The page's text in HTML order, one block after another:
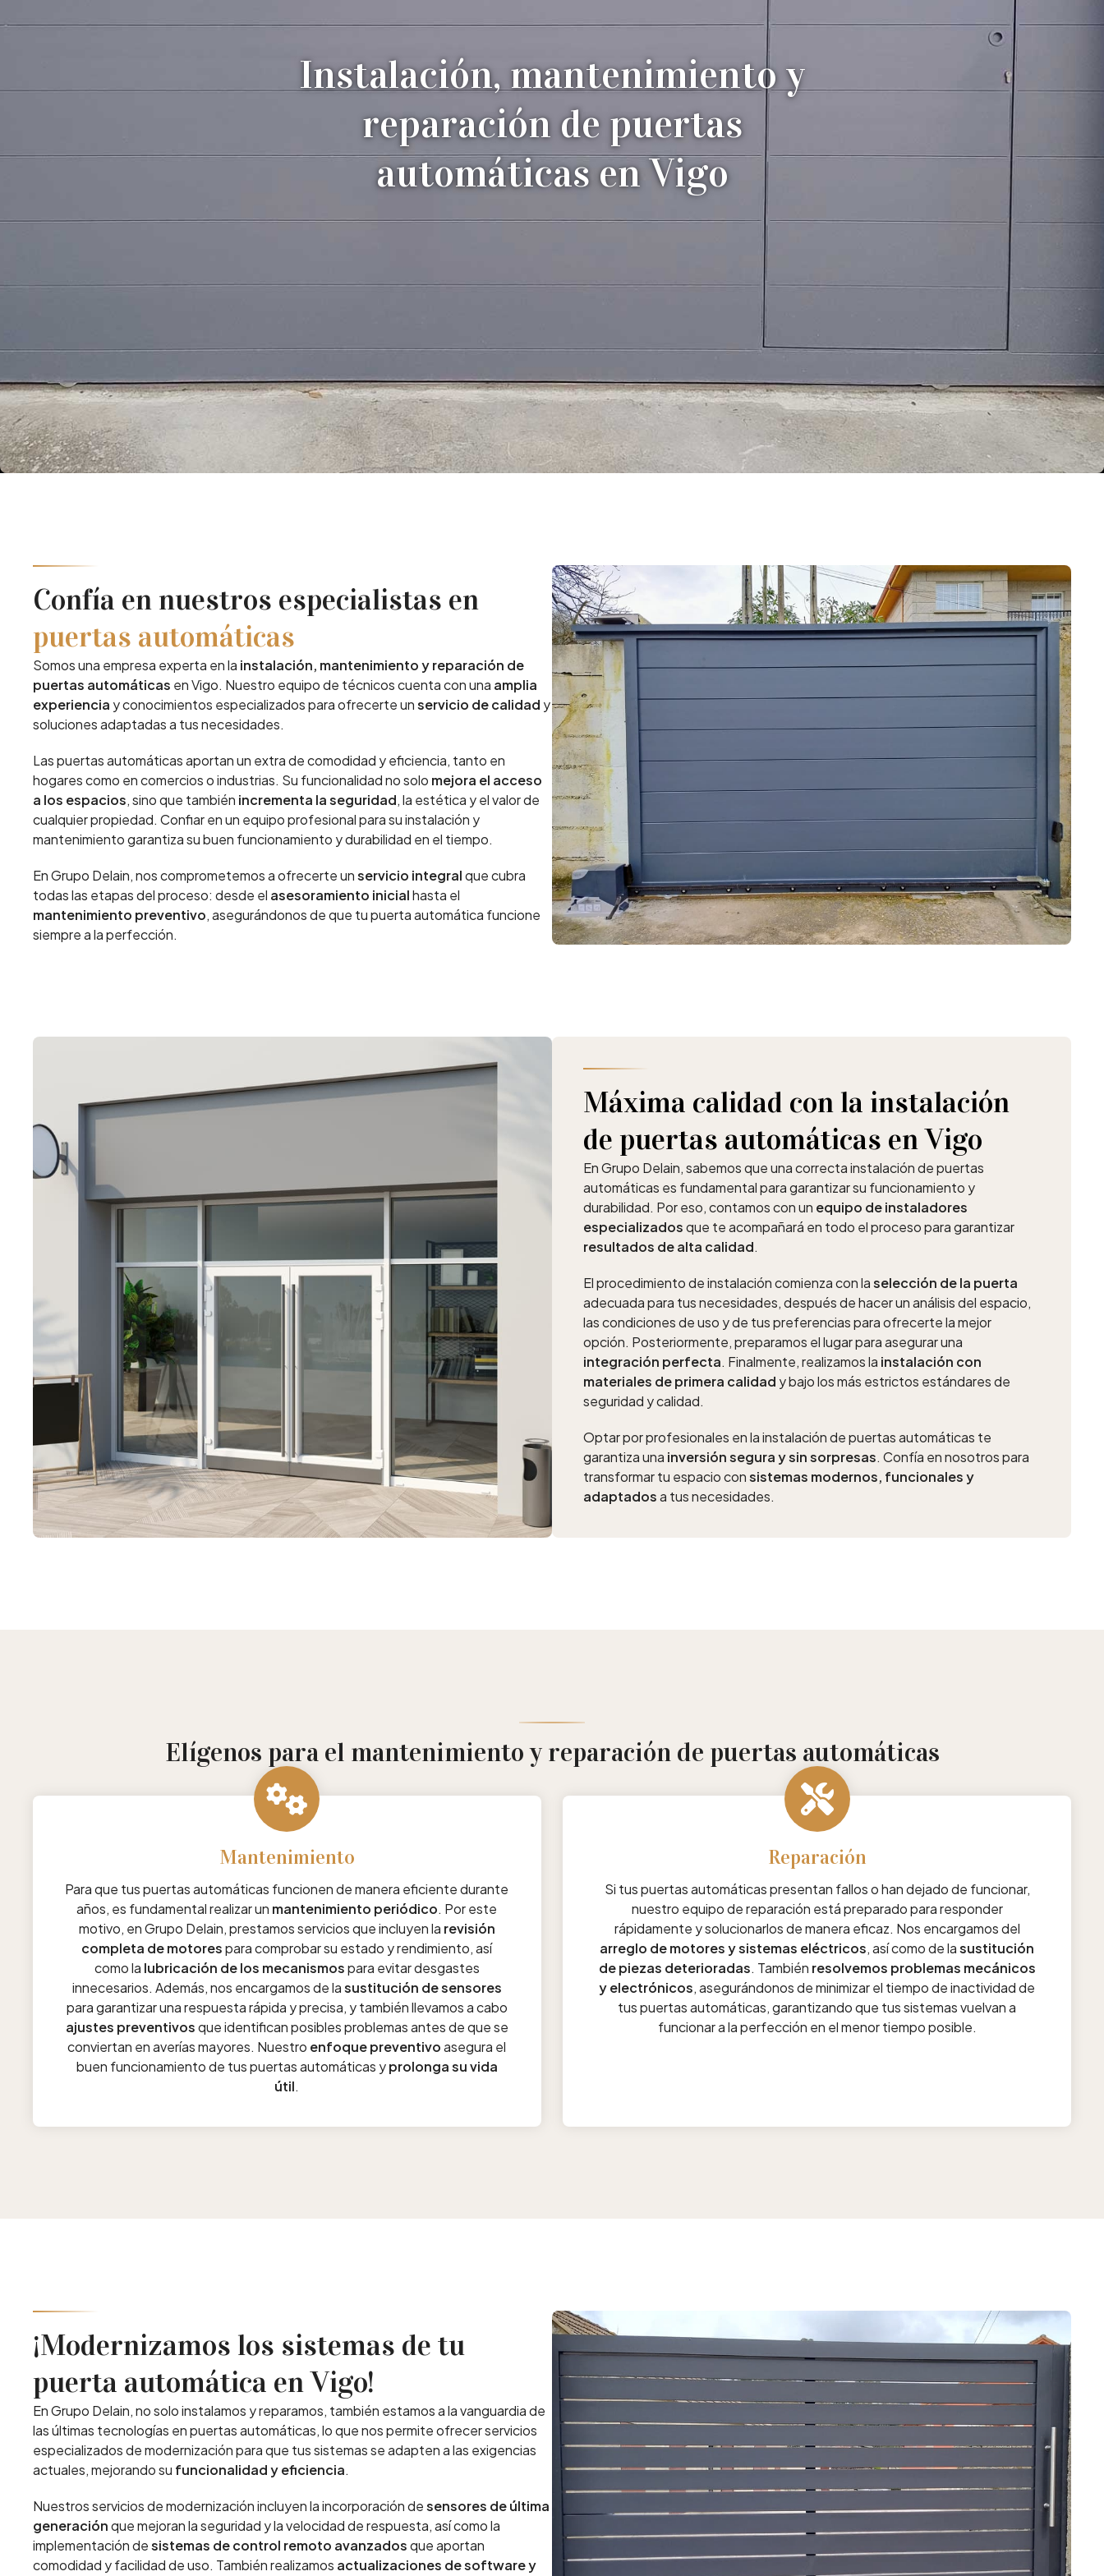
Contacto
Estructuras metálicas
Instalación, mantenimiento y
reparación de puertas
automáticas en Vigo
Confía en nuestros especialistas en
puertas automáticas
Somos una empresa experta en la instalación, mantenimiento y reparación de
puertas automáticas en Vigo. Nuestro equipo de técnicos cuenta con una amplia
experiencia y conocimientos especializados para ofrecerte unservicio de calidad y
soluciones adaptadas a tus necesidades.
Las puertas automáticas aportan un extra decomodidad y eficiencia, tanto en
hogares como en comercios o industrias. Su funcionalidad no solo mejora el acceso
a los espacios, sino que también incrementa la seguridad, la estética y el valor de
cualquier propiedad. Confiar en un equipo profesional para su instalación y
mantenimiento garantiza su buen funcionamiento y durabilidad en el tiempo.
En Grupo Delain, nos comprometemos a ofrecerte unservicio integralque cubra
todas las etapas del proceso: desde el asesoramiento inicialhasta el
mantenimiento preventivo, asegurándonos de que tu puerta automática funcione
siempre a la perfección.
Máxima calidad con la instalación
de puertas automáticas en Vigo
En Grupo Delain, sabemos que una correcta instalación de puertas
automáticas es fundamental para garantizar su funcionamiento y
durabilidad. Por eso, contamos con un equipo de instaladores
especializadosque te acompañará en todo el proceso para garantizar
resultados de alta calidad.
El procedimiento de instalación comienza con laselección de la puerta
adecuada para tus necesidades, después de hacer un análisis del espacio,
las condiciones de uso y de tus preferencias para ofrecerte la mejor
opción. Posteriormente, preparamos el lugar para asegurar una
integración perfecta. Finalmente, realizamos la instalación con
materiales de primera calidad y bajo los más estrictos estándares de
seguridad y calidad.
Optar por profesionales en la instalación de puertas automáticas te
garantiza una inversión segura y sin sorpresas. Confía en nosotros para
transformar tu espacio consistemas modernos, funcionales y
adaptadosa tus necesidades.
Elígenos para el mantenimiento y reparación de puertas automáticas
Mantenimiento
Para que tus puertas automáticas funcionen de manera eficiente durante
años, es fundamental realizar un mantenimiento periódico. Por este
motivo, en Grupo Delain, prestamos servicios que incluyen la revisión
completa de motorespara comprobar su estado y rendimiento, así
como la lubricación de los mecanismospara evitar desgastes
innecesarios. Además, nos encargamos de lasustitución de sensores
para garantizar una respuesta rápida y precisa, y también llevamos a cabo
ajustes preventivosque identifican posibles problemas antes de que se
conviertan en averías mayores. Nuestro enfoque preventivoasegura el
buen funcionamiento de tus puertas automáticas yprolonga su vida
útil.
Reparación
Si tus puertas automáticas presentan fallos o han dejado de funcionar,
nuestro equipo de reparación está preparado para responder
rápidamente y solucionarlos de manera eficaz. Nos encargamos del
arreglo de motores y sistemas eléctricos, así como de lasustitución
de piezas deterioradas. También resolvemos problemas mecánicos
y electrónicos, asegurándonos de minimizar el tiempo de inactividad de
tus puertas automáticas, garantizando que tus sistemas vuelvan a
funcionar a la perfección en el menor tiempo posible.
¡Modernizamos los sistemas de tu
puerta automática en Vigo!
En Grupo Delain, no solo instalamos y reparamos, también estamos a la vanguardia de
las últimas tecnologías en puertas automáticas, lo que nos permite ofrecer servicios
especializados de modernización para que tus sistemas se adapten a las exigencias
actuales, mejorando su funcionalidad y eficiencia.
Nuestros servicios de modernización incluyen la incorporación desensores de última
generaciónque mejoran la seguridad y la velocidad de respuesta, así como la
implementación desistemas de control remoto avanzadosque aportan
comodidad y facilidad de uso. También realizamos actualizaciones de software y